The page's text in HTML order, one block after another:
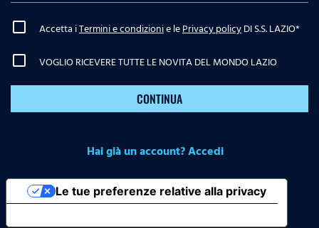
Accetta iTermini e condizionie lePrivacy policyDI S.S. LAZIO*
VOGLIO RICEVERE TUTTE LE NOVITA DEL MONDO LAZIO
CONTINUA
Hai già un account? Accedi
Le tue preferenze relative alla privacy